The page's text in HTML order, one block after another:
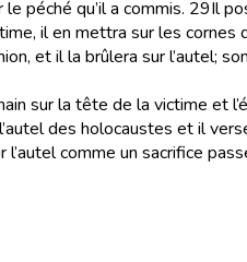
péché qu’il a commis. 29Il
il en mettra sur les
et il la brûlera sur l’autel;
sur la tête de la victime et
des holocaustes et il
comme un sacrifice